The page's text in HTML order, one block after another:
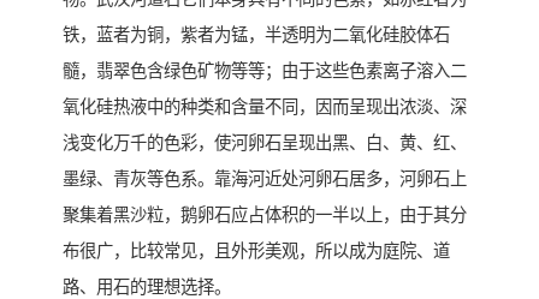
铁，蓝者为铜，紫者为锰，半透明为二氧化硅胶体石
髓，翡翠色含绿色矿物等等；由于这些色素离子溶入二
氧化硅热液中的种类和含量不同，因而呈现出浓淡、深
浅变化万千的色彩，使河卵石呈现出黑、白、黄、红、
墨绿、青灰等色系。靠海河近处河卵石居多，河卵石上
聚集着黑沙粒，鹅卵石应占体积的一半以上，由于其分
布很广，比较常见，且外形美观，所以成为庭院、道
路、用石的理想选择。